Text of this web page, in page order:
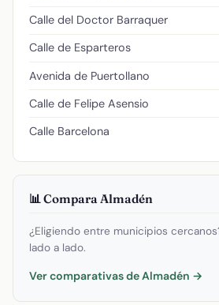
Calle del Doctor Barraquer
Calle de Esparteros
Avenida de Puertollano
Calle de Felipe Asensio
Calle Barcelona
📊 Compara Almadén
¿Eligiendo entre municipios
lado a lado.
Ver comparativas de Almadén →